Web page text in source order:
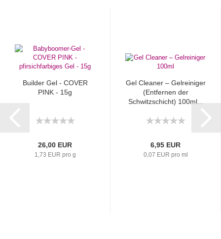
Builder Gel - COVER
PINK - 15g
26,00 EUR
1,73 EUR pro g
Gel Cleaner – Gelreiniger
(Entfernen der
Schwitzschicht) 100ml...
6,95 EUR
0,07 EUR pro ml